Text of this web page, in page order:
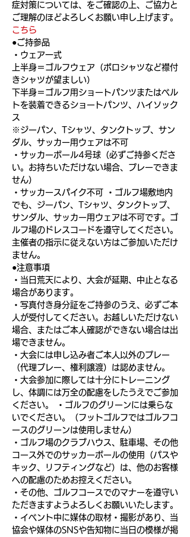
症対策については、 をご確認の上、ご協力と
ご理解のほどよろしくお願い申し上げます。
こちら
●ご持参品
・ウェア一式
上半身＝ゴルフウェア（ポロシャツなど襟付
きシャツが望ましい）
下半身＝ゴルフ用ショートパンツまたはベル
トを装着できるショートパンツ、ハイソック
ス
※ジーパン、Tシャツ、タンクトップ、サン
ダル、サッカー用ウェアは不可
・サッカーボール4号球（必ずご持参くださ
い。お持ちいただけない場合、プレーできま
せん）
・サッカースパイク不可 ・ゴルフ場敷地内
でも、ジーパン、Tシャツ、タンクトップ、
サンダル、サッカー用ウェアは不可です。ゴ
ルフ場のドレスコードを遵守してください。
主催者の指示に従えない方はご参加いただけ
ません。
●注意事項
・当日荒天により、大会が延期、中止となる
場合があります。
・写真付き身分証をご持参のうえ、必ずご本
人が受付してください。お越しいただけない
場合、またはご本人確認ができない場合は出
場できません。
・大会には申し込み者ご本人以外のプレー
（代理プレー、権利譲渡）は認めません。
・大会参加に際しては十分にトレーニング
し、体調には万全の配慮をしたうえでご参加
ください。 ・ゴルフのグリーンには乗らな
いでください。（フットゴルフではゴルフコ
ースのグリーンは使用しません）
・ゴルフ場のクラブハウス、駐車場、その他
コース外でのサッカーボールの使用（パスや
キック、リフティングなど）は、他のお客様
への配慮のためお控えください。
・その他、ゴルフコースでのマナーを遵守い
ただきますようよろしくお願いいたします。
・イベント中に媒体の取材・撮影があり、当
協会や媒体のSNSや告知物に当日の模様が掲